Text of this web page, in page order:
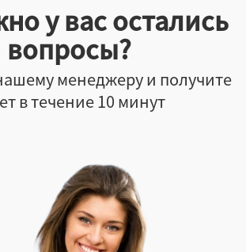
у вас остались
вопросы?
менеджеру и получите
в течение 10 минут